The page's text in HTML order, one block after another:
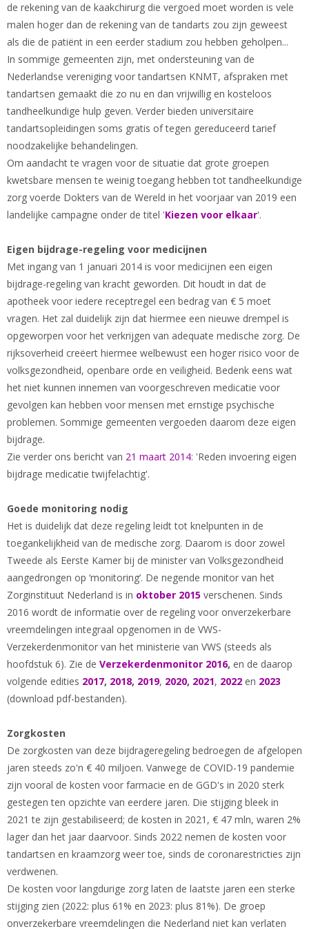
de rekening van de kaakchirurg die vergoed moet worden is vele
malen hoger dan de rekening van de tandarts zou zijn geweest
als die de patiënt in een eerder stadium zou hebben geholpen...
In sommige gemeenten zijn, met ondersteuning van de
Nederlandse vereniging voor tandartsen KNMT, afspraken met
tandartsen gemaakt die zo nu en dan vrijwillig en kosteloos
tandheelkundige hulp geven. Verder bieden universitaire
tandartsopleidingen soms gratis of tegen gereduceerd tarief
noodzakelijke behandelingen.
Om aandacht te vragen voor de situatie dat grote groepen
kwetsbare mensen te weinig toegang hebben tot tandheelkundige
zorg voerde Dokters van de Wereld in het voorjaar van 2019 een
landelijke campagne onder de titel 'Kiezen voor elkaar'.
Eigen bijdrage-regeling voor medicijnen
Met ingang van 1 januari 2014 is voor medicijnen een eigen
bijdrage-regeling van kracht geworden. Dit houdt in dat de
apotheek voor iedere receptregel een bedrag van € 5 moet
vragen. Het zal duidelijk zijn dat hiermee een nieuwe drempel is
opgeworpen voor het verkrijgen van adequate medische zorg. De
rijksoverheid creëert hiermee welbewust een hoger risico voor de
volksgezondheid, openbare orde en veiligheid. Bedenk eens wat
het niet kunnen innemen van voorgeschreven medicatie voor
gevolgen kan hebben voor mensen met ernstige psychische
problemen. Sommige gemeenten vergoeden daarom deze eigen
bijdrage.
Zie verder ons bericht van 21 maart 2014: 'Reden invoering eigen
bijdrage medicatie twijfelachtig'.
Goede monitoring nodig
Het is duidelijk dat deze regeling leidt tot knelpunten in de
toegankelijkheid van de medische zorg. Daarom is door zowel
Tweede als Eerste Kamer bij de minister van Volksgezondheid
aangedrongen op ‘monitoring’. De negende monitor van het
Zorginstituut Nederland is in oktober 2015 verschenen. Sinds
2016 wordt de informatie over de regeling voor onverzekerbare
vreemdelingen integraal opgenomen in de VWS-
Verzekerdenmonitor van het ministerie van VWS (steeds als
hoofdstuk 6). Zie de Verzekerdenmonitor 2016, en de daarop
volgende edities 2017, 2018, 2019, 2020, 2021, 2022 en 2023
(download pdf-bestanden).
Zorgkosten
De zorgkosten van deze bijdrageregeling bedroegen de afgelopen
jaren steeds zo'n € 40 miljoen. Vanwege de COVID-19 pandemie
zijn vooral de kosten voor farmacie en de GGD's in 2020 sterk
gestegen ten opzichte van eerdere jaren. Die stijging bleek in
2021 te zijn gestabiliseerd; de kosten in 2021, € 47 mln, waren 2%
lager dan het jaar daarvoor. Sinds 2022 nemen de kosten voor
tandartsen en kraamzorg weer toe, sinds de coronarestricties zijn
verdwenen.
De kosten voor langdurige zorg laten de laatste jaren een sterke
stijging zien (2022: plus 61% en 2023: plus 81%). De groep
onverzekerbare vreemdelingen die Nederland niet kan verlaten